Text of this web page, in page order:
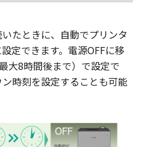
たときに、自動でプリンタ
定できます。電源OFFに移
大8時間後まで）で設定で
時刻を設定することも可能